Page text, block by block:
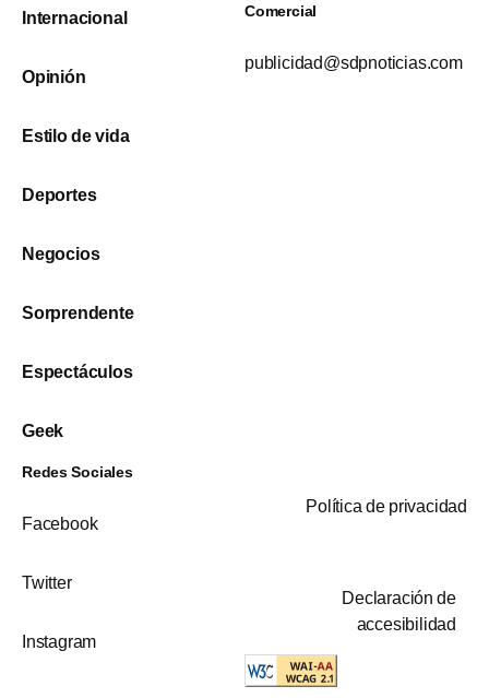
Internacional
Opinión
Estilo de vida
Deportes
Negocios
Sorprendente
Espectáculos
Geek
Comercial
publicidad@sdpnoticias.com
Redes Sociales
Facebook
Twitter
Instagram
Política de privacidad
Declaración de
accesibilidad